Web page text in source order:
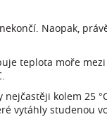
Naopak,
teplota moře
nejčastěji kolem 25
vytáhly studenou